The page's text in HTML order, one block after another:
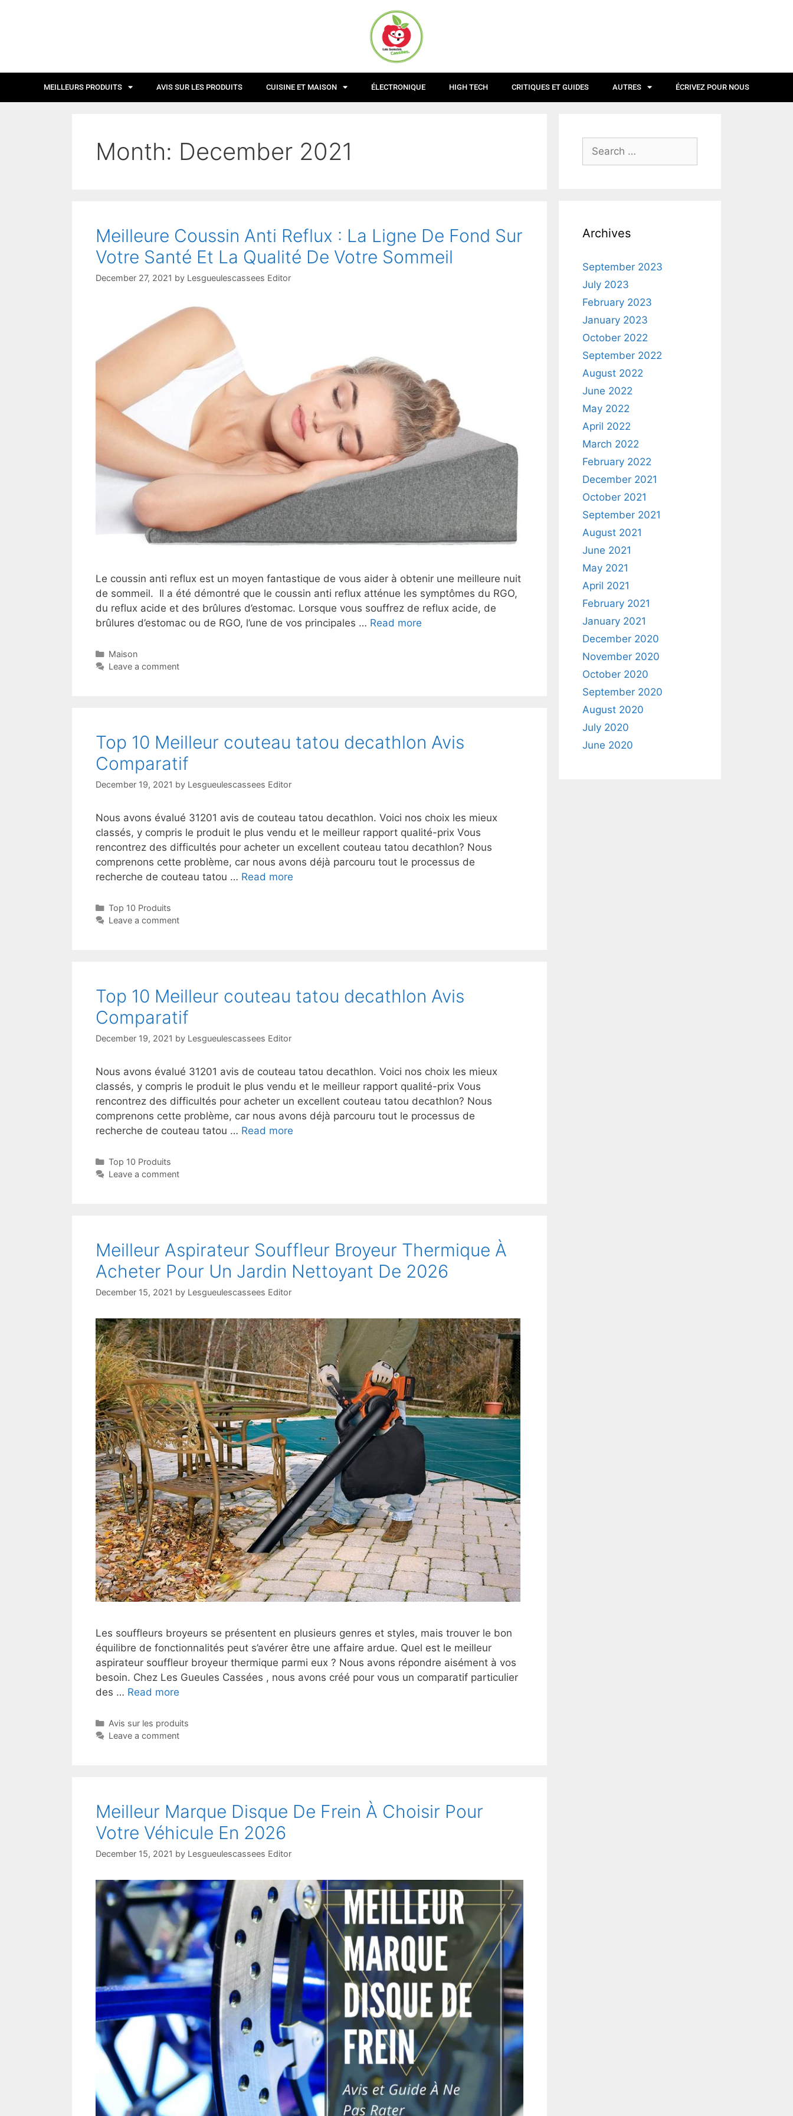
MEILLEURS PRODUITS AVIS SUR LES PRODUITS CUISINE ET MAISON ÉLECTRONIQUE HIGH TECH CRITIQUES ET GUIDES AUTRES ÉCRIVEZ POUR NOUS
Month: December 2021
Meilleure Coussin Anti Reflux : La Ligne De Fond Sur
Votre Santé Et La Qualité De Votre Sommeil
December 27, 2021 by Lesgueulescassees Editor
Le coussin anti reflux est un moyen fantastique de vous aider à obtenir une meilleure nuit
de sommeil. Il a été démontré que le coussin anti reflux atténue les symptômes du RGO,
du reflux acide et des brûlures d’estomac. Lorsque vous souffrez de reflux acide, de
brûlures d’estomac ou de RGO, l’une de vos principales … Read more
Maison
Leave a comment
Top 10 Meilleur couteau tatou decathlon Avis
Comparatif
December 19, 2021 by Lesgueulescassees Editor
Nous avons évalué 31201 avis de couteau tatou decathlon. Voici nos choix les mieux
classés, y compris le produit le plus vendu et le meilleur rapport qualité-prix Vous
rencontrez des difficultés pour acheter un excellent couteau tatou decathlon? Nous
comprenons cette problème, car nous avons déjà parcouru tout le processus de
recherche de couteau tatou … Read more
Top 10 Produits
Leave a comment
Top 10 Meilleur couteau tatou decathlon Avis
Comparatif
December 19, 2021 by Lesgueulescassees Editor
Nous avons évalué 31201 avis de couteau tatou decathlon. Voici nos choix les mieux
classés, y compris le produit le plus vendu et le meilleur rapport qualité-prix Vous
rencontrez des difficultés pour acheter un excellent couteau tatou decathlon? Nous
comprenons cette problème, car nous avons déjà parcouru tout le processus de
recherche de couteau tatou … Read more
Top 10 Produits
Leave a comment
Meilleur Aspirateur Souffleur Broyeur Thermique À
Acheter Pour Un Jardin Nettoyant De 2026
December 15, 2021 by Lesgueulescassees Editor
Les souffleurs broyeurs se présentent en plusieurs genres et styles, mais trouver le bon
équilibre de fonctionnalités peut s’avérer être une affaire ardue. Quel est le meilleur
aspirateur souffleur broyeur thermique parmi eux ? Nous avons répondre aisément à vos
besoin. Chez Les Gueules Cassées , nous avons créé pour vous un comparatif particulier
des … Read more
Avis sur les produits
Leave a comment
Meilleur Marque Disque De Frein À Choisir Pour
Votre Véhicule En 2026
December 15, 2021 by Lesgueulescassees Editor
Archives
September 2023
July 2023
February 2023
January 2023
October 2022
September 2022
August 2022
June 2022
May 2022
April 2022
March 2022
February 2022
December 2021
October 2021
September 2021
August 2021
June 2021
May 2021
April 2021
February 2021
January 2021
December 2020
November 2020
October 2020
September 2020
August 2020
July 2020
June 2020